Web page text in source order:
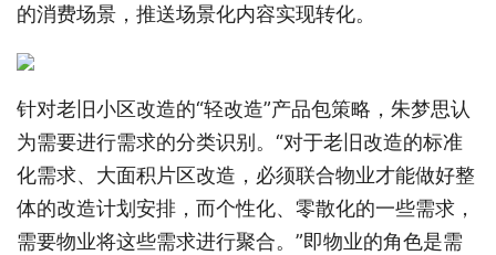
的消费场景，推送场景化内容实现转化。
针对老旧小区改造的“轻改造”产品包策略，朱梦思认
为需要进行需求的分类识别。“对于老旧改造的标准
化需求、大面积片区改造，必须联合物业才能做好整
体的改造计划安排，而个性化、零散化的一些需求，
需要物业将这些需求进行聚合。”即物业的角色是需